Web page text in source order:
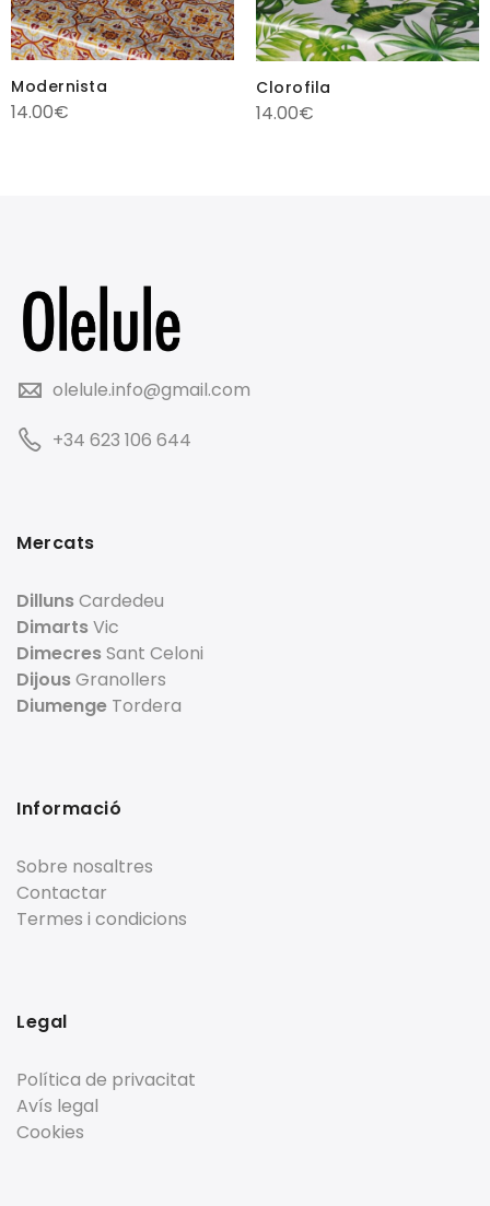
Modernista
14.00€
Clorofila
14.00€
olelule.info@gmail.com
+34 623 106 644
Mercats
DillunsCardedeu
DimartsVic
DimecresSant Celoni
DijousGranollers
Diumenge Tordera
Informació
Sobre nosaltres
Contactar
Termes i condicions
Legal
Política de privacitat
Avís legal
Cookies